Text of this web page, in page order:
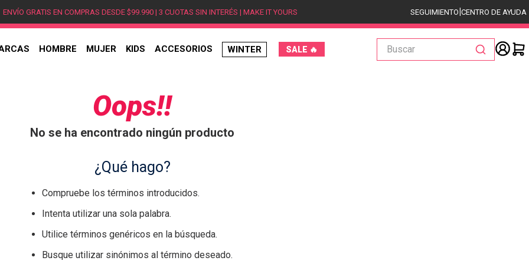
ENVÍO GRATIS EN COMPRAS DESDE $99.990 | 3 CUOTAS SIN INTERÉS | MAKE IT YOURS SEGUIMIENTO|CENTRO DE AYUDA
HOMBRE MUJER KIDS ACCESORIOS WINTER SALE 🔥
Buscar
Oops!!
No se ha encontrado ningún producto
¿Qué hago?
Compruebe los términos introducidos.
Intenta utilizar una sola palabra.
Utilice términos genéricos en la búsqueda.
Busque utilizar sinónimos al término deseado.
2
jordan
3.
mujer
5.
zapatillas jordan
6.
new balance
7.
zapatillas hombre
8.
zapatillas nike
9. ea7